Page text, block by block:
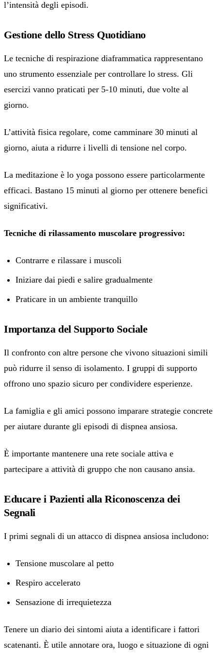
l’intensità degli episodi.
Gestione dello Stress Quotidiano
Le tecniche di respirazione diaframmatica rappresentano
uno strumento essenziale per controllare lo stress. Gli
esercizi vanno praticati per 5-10 minuti, due volte al
giorno.
L’attività fisica regolare, come camminare 30 minuti al
giorno, aiuta a ridurre i livelli di tensione nel corpo.
La meditazione è lo yoga possono essere particolarmente
efficaci. Bastano 15 minuti al giorno per ottenere benefici
significativi.
Tecniche di rilassamento muscolare progressivo:
Contrarre e rilassare i muscoli
Iniziare dai piedi e salire gradualmente
Praticare in un ambiente tranquillo
Importanza del Supporto Sociale
Il confronto con altre persone che vivono situazioni simili
può ridurre il senso di isolamento. I gruppi di supporto
offrono uno spazio sicuro per condividere esperienze.
La famiglia e gli amici possono imparare strategie concrete
per aiutare durante gli episodi di dispnea ansiosa.
È importante mantenere una rete sociale attiva e
partecipare a attività di gruppo che non causano ansia.
Educare i Pazienti alla Riconoscenza dei
Segnali
I primi segnali di un attacco di dispnea ansiosa includono:
Tensione muscolare al petto
Respiro accelerato
Sensazione di irrequietezza
Tenere un diario dei sintomi aiuta a identificare i fattori
scatenanti. È utile annotare ora, luogo e situazione di ogni